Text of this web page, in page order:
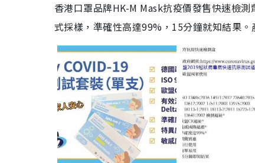
香港口罩品牌HK-M Mask抗疫價發售快速檢
式採樣，準確性高達99%，15分鐘就知結果